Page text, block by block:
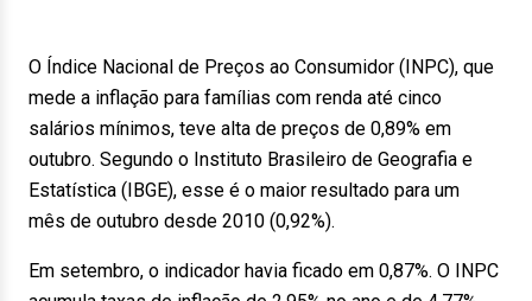
O Índice Nacional de Preços ao Consumidor (INPC), que
mede a inflação para famílias com renda até cinco
salários mínimos, teve alta de preços de 0,89% em
outubro. Segundo o Instituto Brasileiro de Geografia e
Estatística (IBGE), esse é o maior resultado para um
mês de outubro desde 2010 (0,92%).
Em setembro, o indicador havia ficado em 0,87%. O INPC